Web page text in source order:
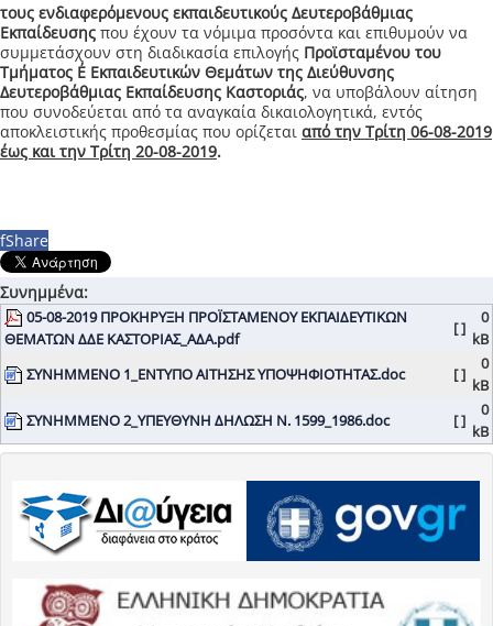
τους ενδιαφερόμενους εκπαιδευτικούς Δευτεροβάθμιας
Εκπαίδευσης που έχουν τα νόμιμα προσόντα και επιθυμούν να
συμμετάσχουν στη διαδικασία επιλογής Προϊσταμένου του
Τμήματος Ε΄ Εκπαιδευτικών Θεμάτων της Διεύθυνσης
Δευτεροβάθμιας Εκπαίδευσης Καστοριάς, να υποβάλουν αίτηση
που συνοδεύεται από τα αναγκαία δικαιολογητικά, εντός
αποκλειστικής προθεσμίας που ορίζεται από την Τρίτη 06-08-2019
έως και την Τρίτη 20-08-2019.
fShare
Συνημμένα:
05-08-2019 ΠΡΟΚΗΡΥΞΗ ΠΡΟΪΣΤΑΜΕΝΟΥ ΕΚΠΑΙΔΕΥΤΙΚΩΝ
ΘΕΜΑΤΩΝ ΔΔΕ ΚΑΣΤΟΡΙΑΣ_ΑΔΑ.pdf
[ ]
0
kB
ΣΥΝΗΜΜΕΝΟ 1_ΕΝΤΥΠΟ ΑΙΤΗΣΗΣ ΥΠΟΨΗΦΙΟΤΗΤΑΣ.doc
[ ]
0
kB
ΣΥΝΗΜΜΕΝΟ 2_ΥΠΕΥΘΥΝΗ ΔΗΛΩΣΗ Ν. 1599_1986.doc
[ ]
0
kB